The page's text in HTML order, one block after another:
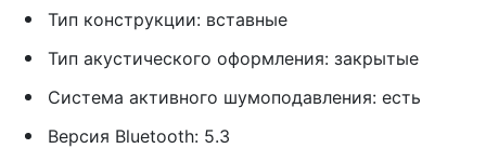
Тип конструкции: вставные
Тип акустического оформления: закрытые
Система активного шумоподавления: есть
Версия Bluetooth: 5.3